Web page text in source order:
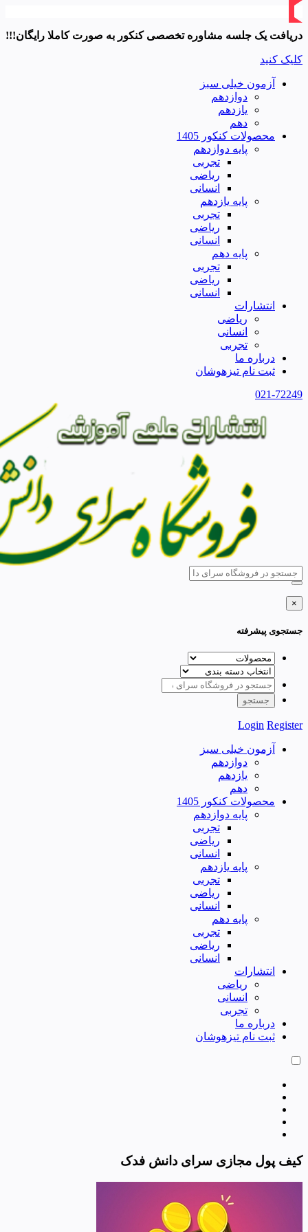
دریافت یک جلسه مشاوره تخصصی کنکور به صورت کاملا رایگان!!!
کلیک کنید
آزمون خیلی سبز
دوازدهم
یازدهم
دهم
محصولات کنکور 1405
پایه دوازدهم
تجربی
ریاضی
انسانی
پایه یازدهم
تجربی
ریاضی
انسانی
پایه دهم
تجربی
ریاضی
انسانی
انتشارات
ریاضی
انسانی
تجربی
درباره ما
ثبت نام تیزهوشان
021-72249
×
جستجوی پیشرفته
Login Register
آزمون خیلی سبز
دوازدهم
یازدهم
دهم
محصولات کنکور 1405
پایه دوازدهم
تجربی
ریاضی
انسانی
پایه یازدهم
تجربی
ریاضی
انسانی
پایه دهم
تجربی
ریاضی
انسانی
انتشارات
ریاضی
انسانی
تجربی
درباره ما
ثبت نام تیزهوشان
کیف پول مجازی سرای دانش فدک